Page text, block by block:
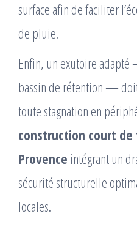
surface afin de faciliter
de pluie.
Enfin, un exutoire
bassin de rétention —
toute stagnation en
construction court
Provence intégrant un
sécurité structurelle
locales.